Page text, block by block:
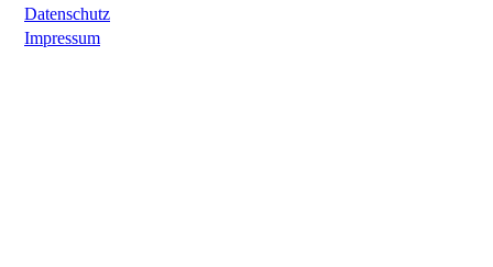
Datenschutz
Impressum